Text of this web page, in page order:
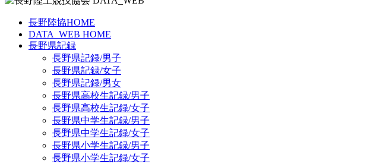
長野陸協HOME
DATA_WEB HOME
長野県記録
長野県記録/男子
長野県記録/女子
長野県記録/男女
長野県高校生記録/男子
長野県高校生記録/女子
長野県中学生記録/男子
長野県中学生記録/女子
長野県小学生記録/男子
長野県小学生記録/女子